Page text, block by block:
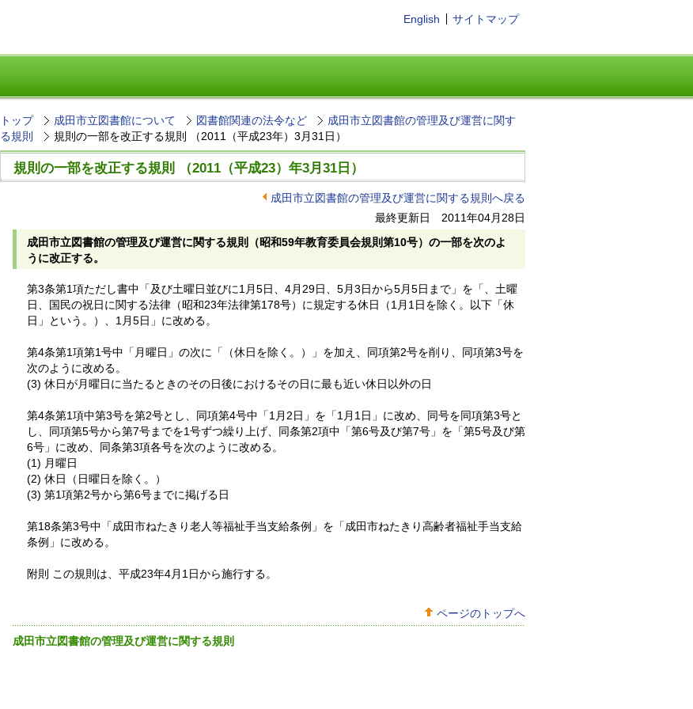
English サイトマップ
トップ 成田市立図書館について 図書館関連の法令など
成田市立図書館の管理及び運営に関す
る規則
規則の一部を改正する規則 （2011（平成23年）3月31日）
規則の一部を改正する規則 （2011（平成23）年3月31日）
成田市立図書館の管理及び運営に関する規則へ戻る
最終更新日 2011年04月28日
成田市立図書館の管理及び運営に関する規則（昭和59年教育委員会規則第10号）の一部を次のよ
うに改正する。
第3条第1項ただし書中「及び土曜日並びに1月5日、4月29日、5月3日から5月5日まで」を「、土曜
日、国民の祝日に関する法律（昭和23年法律第178号）に規定する休日（1月1日を除く。以下「休
日」という。）、1月5日」に改める。
第4条第1項第1号中「月曜日」の次に「（休日を除く。）」を加え、同項第2号を削り、同項第3号を
次のように改める。
(3) 休日が月曜日に当たるときのその日後におけるその日に最も近い休日以外の日
第4条第1項中第3号を第2号とし、同項第4号中「1月2日」を「1月1日」に改め、同号を同項第3号と
し、同項第5号から第7号までを1号ずつ繰り上げ、同条第2項中「第6号及び第7号」を「第5号及び第
6号」に改め、同条第3項各号を次のように改める。
(1) 月曜日
(2) 休日（日曜日を除く。）
(3) 第1項第2号から第6号までに掲げる日
第18条第3号中「成田市ねたきり老人等福祉手当支給条例」を「成田市ねたきり高齢者福祉手当支給
条例」に改める。
附則 この規則は、平成23年4月1日から施行する。
ページのトップへ
成田市立図書館の管理及び運営に関する規則